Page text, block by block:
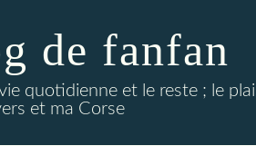
de fanfan
quotidienne et le reste ; le
et ma Corse